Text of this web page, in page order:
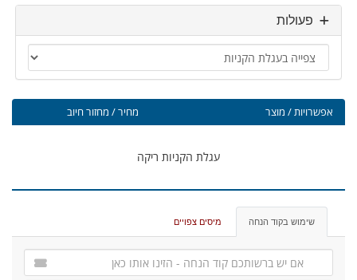
פעולות
אפשרויות / מוצר מחיר / מחזור חיוב
עגלת הקניות ריקה
שימוש בקוד הנחה מיסים צפויים